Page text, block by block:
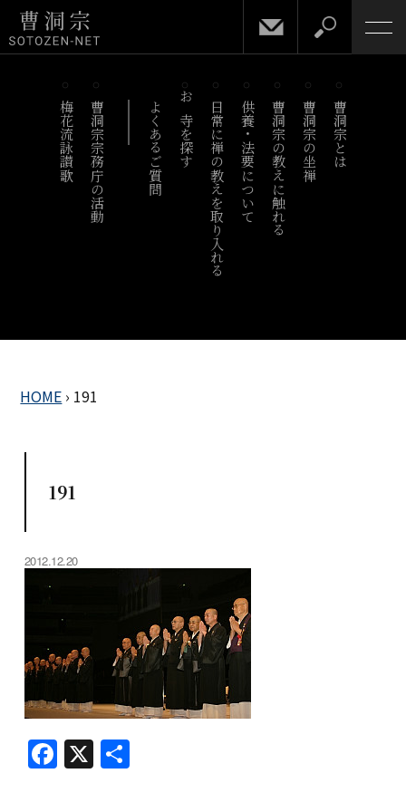
梅花流詠讃歌 曹洞宗宗務庁の活動 よくあるご質問 お寺を探す 日常に禅の教えを取り入れる供養・法要について曹洞宗の教えに触れる 曹洞宗の坐禅 曹洞宗とは
HOME › 191
191
2012.12.20
F
a
X 共